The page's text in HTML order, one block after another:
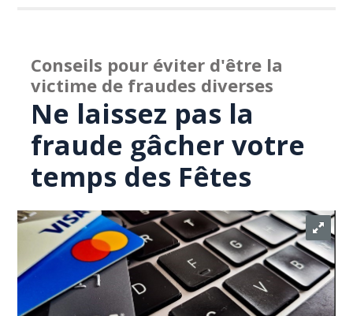
Conseils pour éviter d'être la
victime de fraudes diverses
Ne laissez pas la
fraude gâcher votre
temps des Fêtes